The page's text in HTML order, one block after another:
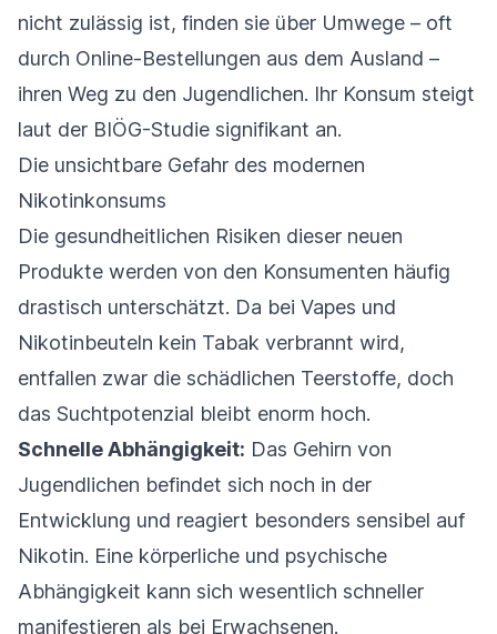
nicht zulässig ist, finden sie über Umwege – oft
durch Online-Bestellungen aus dem Ausland –
ihren Weg zu den Jugendlichen. Ihr Konsum steigt
laut der BIÖG-Studie signifikant an.
Die unsichtbare Gefahr des modernen
Nikotinkonsums
Die gesundheitlichen Risiken dieser neuen
Produkte werden von den Konsumenten häufig
drastisch unterschätzt. Da bei Vapes und
Nikotinbeuteln kein Tabak verbrannt wird,
entfallen zwar die schädlichen Teerstoffe, doch
das Suchtpotenzial bleibt enorm hoch.
Schnelle Abhängigkeit: Das Gehirn von
Jugendlichen befindet sich noch in der
Entwicklung und reagiert besonders sensibel auf
Nikotin. Eine körperliche und psychische
Abhängigkeit kann sich wesentlich schneller
manifestieren als bei Erwachsenen.